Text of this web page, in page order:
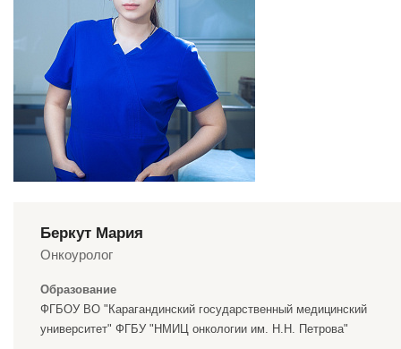
Беркут Мария
Онкоуролог
Образование
ФГБОУ ВО "Карагандинский государственный медицинский
университет" ФГБУ "НМИЦ онкологии им. Н.Н. Петрова"